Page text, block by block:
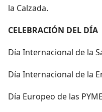
la Calzada.
CELEBRACIÓN DEL DÍA
Día Internacional de la
Día Internacional de la
Día Europeo de las